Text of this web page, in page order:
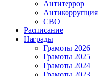
Антитеррор
Антикоррупция
СВО
Расписание
Награды
Грамоты 2026
Грамоты 2025
Грамоты 2024
Грамоты 2023